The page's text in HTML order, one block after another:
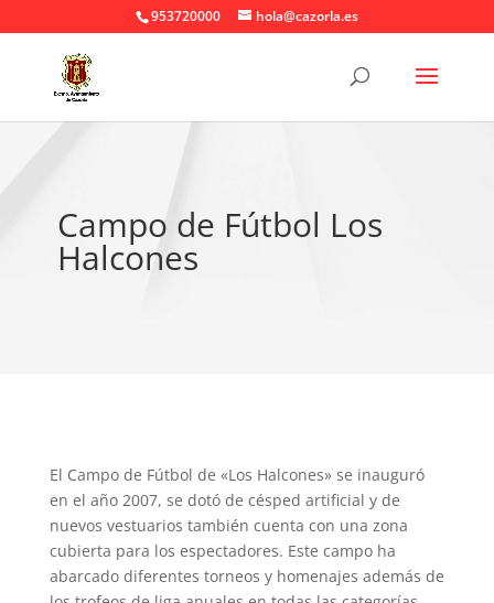
953720000 hola@cazorla.es
Campo de Fútbol Los
Halcones
El Campo de Fútbol de «Los Halcones» se inauguró
en el año 2007, se dotó de césped artificial y de
nuevos vestuarios también cuenta con una zona
cubierta para los espectadores. Este campo ha
abarcado diferentes torneos y homenajes además de